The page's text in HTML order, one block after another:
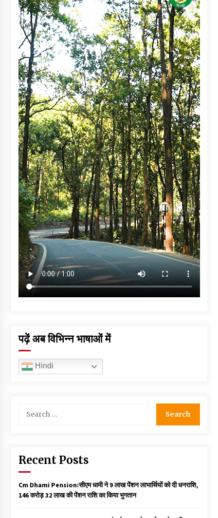
पढ़ें अब विभिन्न भाषाओं में
Hindi
for:
Recent Posts
Cm Dhami Pension:सीएम धामी ने 9 लाख पेंशन लाभार्थियों को दी धनराशि, ₹
146 करोड़ 32 लाख की पेंशन राशि का किया भुगतान